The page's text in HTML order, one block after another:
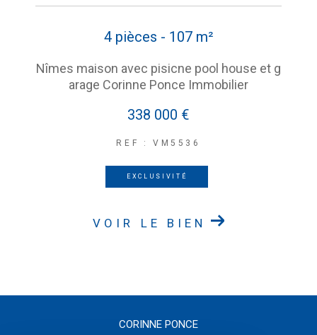
4 pièces - 107 m²
Nîmes maison avec pisicne pool house et g
arage Corinne Ponce Immobilier
338 000 €
REF : VM5536
EXCLUSIVITÉ
VOIR LE BIEN
CORINNE PONCE